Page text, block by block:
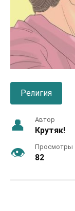
Религия
Автор
Крутяк!
Просмотры
82